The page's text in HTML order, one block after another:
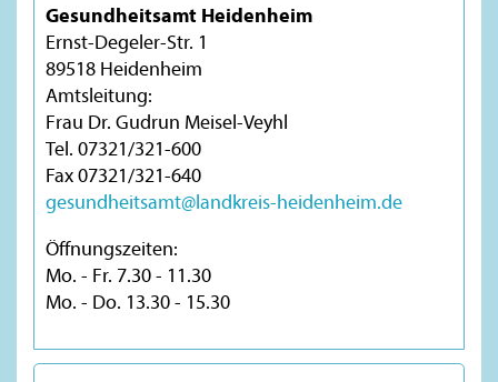
Gesundheitsamt Heidenheim
Ernst-Degeler-Str. 1
89518 Heidenheim
Amtsleitung:
Frau Dr. Gudrun Meisel-Veyhl
Tel. 07321/321-600
Fax 07321/321-640
gesundheitsamt@landkreis-heidenheim.de
Öffnungszeiten:
Mo. - Fr. 7.30 - 11.30
Mo. - Do. 13.30 - 15.30